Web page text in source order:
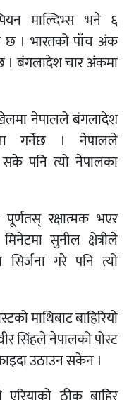
माल्दिभ्स भने ६
छ । भारतको पाँच अंक
। बंगलादेश चार अंकमा
नेपालले बंगलादेश
गर्नेछ । नेपालले
पनि त्यो नेपालका
रक्षात्मक भएर
सुनील क्षेत्रीले
सिर्जना गरे पनि त्यो
माथिबाट बाहिरियो
सिंहले नेपालको पोस्ट
उठाउन सकेन ।